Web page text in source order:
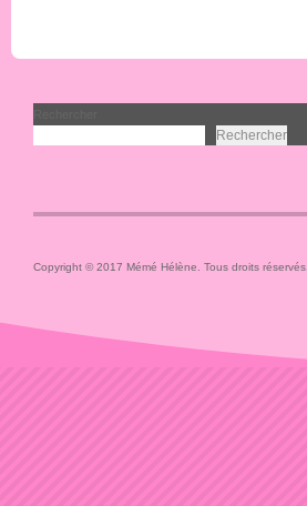
Rechercher
Copyright © 2017 Mémé Hélène. Tous droits réservés.